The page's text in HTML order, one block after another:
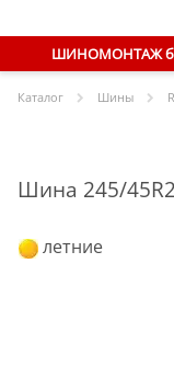
ШИНОМОНТАЖ
Каталог Шины R
Шина 245/
летние